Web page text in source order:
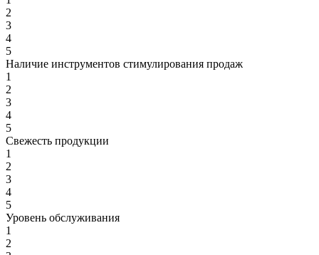
2
3
4
5
Наличие инструментов стимулирования продаж
1
2
3
4
5
Свежесть продукции
1
2
3
4
5
Уровень обслуживания
1
2